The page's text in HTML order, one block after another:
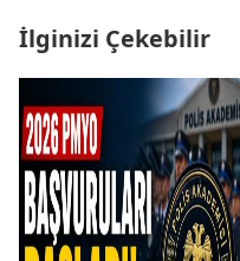
İlginizi Çekebilir